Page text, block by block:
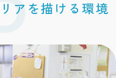
アを描ける環境